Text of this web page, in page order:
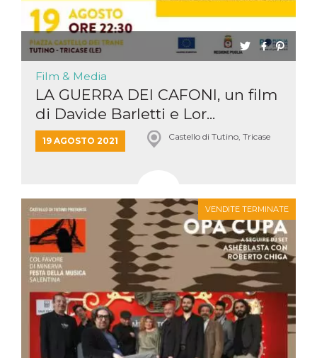
Film & Media
LA GUERRA DEI CAFONI, un film
di Davide Barletti e Lor...
19 AGOSTO 2021 Castello di Tutino, Tricase
VENDITE TERMINATE